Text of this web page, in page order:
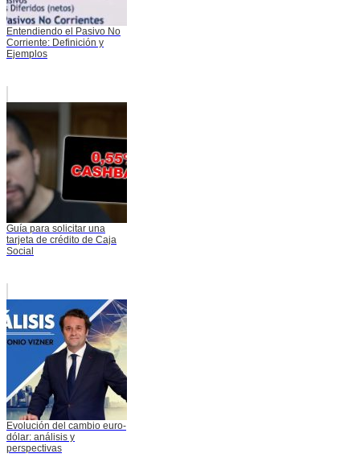
Entendiendo el Pasivo No
Corriente: Definición y
Ejemplos
Guía para solicitar una
tarjeta de crédito de Caja
Social
Evolución del cambio euro-
dólar: análisis y
perspectivas